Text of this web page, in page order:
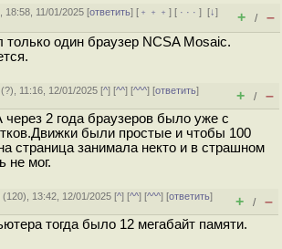
18:58, 11/01/2025 [ответить] [ ﹢﹢﹢] [ · · ·][↓]
+ / –
один браузер NCSA Mosaic.
(?), 11:16, 12/01/2025 [^] [^^] [^^^] [ответить]
+ / –
через 2 года браузеров было уже с
были простые и чтобы 100
страница занимала некто и в страшном
не мог.
(120), 13:42, 12/01/2025 [^] [^^] [^^^] [ответить]
+ / –
тогда было 12 мегабайт памяти.